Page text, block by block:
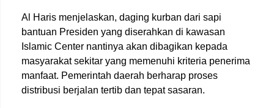
Al Haris menjelaskan, daging kurban dari sapi
bantuan Presiden yang diserahkan di kawasan
Islamic Center nantinya akan dibagikan kepada
masyarakat sekitar yang memenuhi kriteria penerima
manfaat. Pemerintah daerah berharap proses
distribusi berjalan tertib dan tepat sasaran.